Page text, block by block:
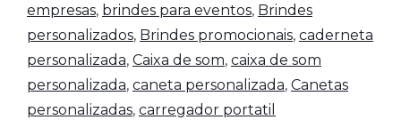
empresas, brindes para eventos, Brindes
personalizados, Brindes promocionais, caderneta
personalizada, Caixa de som, caixa de som
personalizada, caneta personalizada, Canetas
personalizadas, carregador portatil